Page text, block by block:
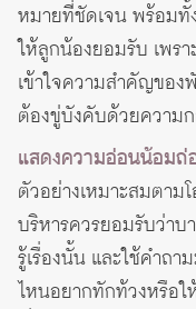
หมายที่ชัดเจน พร้อม
ให้ลูกน้องยอมรับ เพร
เข้าใจความสำคัญของ
ต้องขู่บังคับด้วยความ
แสดงความอ่อนน้อม
ตัวอย่างเหมาะสมตา
บริหารควรยอมรับว่าบ
รู้เรื่องนั้น และใช้คำถ
ไหนอยากทักท้วงหรือ